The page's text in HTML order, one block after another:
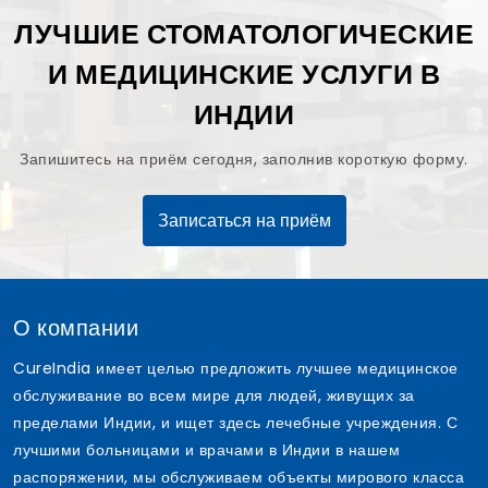
ЛУЧШИЕ СТОМАТОЛОГИЧЕСКИЕ
И МЕДИЦИНСКИЕ УСЛУГИ В
ИНДИИ
Запишитесь на приём сегодня, заполнив короткую форму.
Записаться на приём
О компании
CureIndia имеет целью предложить лучшее медицинское
обслуживание во всем мире для людей, живущих за
пределами Индии, и ищет здесь лечебные учреждения. С
лучшими больницами и врачами в Индии в нашем
распоряжении, мы обслуживаем объекты мирового класса